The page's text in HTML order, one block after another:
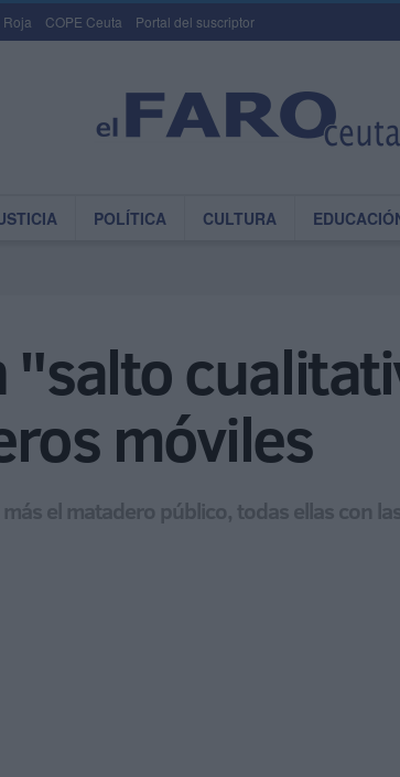
Roja COPE Ceuta Portal del suscriptor
POLÍTICA CULTURA
"salto
móviles
el matadero público, todas ellas con